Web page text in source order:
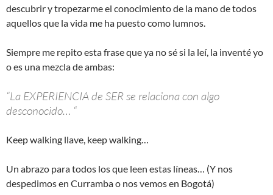
descubrir y tropezarme el conocimiento de la mano de todos
aquellos que la vida me ha puesto como lumnos.
Siempre me repito esta frase que ya no sé si la leí, la inventé yo
o es una mezcla de ambas:
“La EXPERIENCIA de SER se relaciona con algo
desconocido… “
Keep walking llave, keep walking…
Un abrazo para todos los que leen estas líneas… (Y nos
despedimos en Curramba o nos vemos en Bogotá)